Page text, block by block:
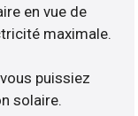
en vue de
maximale.
puissiez
solaire.